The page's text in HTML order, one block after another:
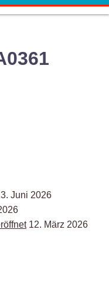
Juni 2026
12. März 2026